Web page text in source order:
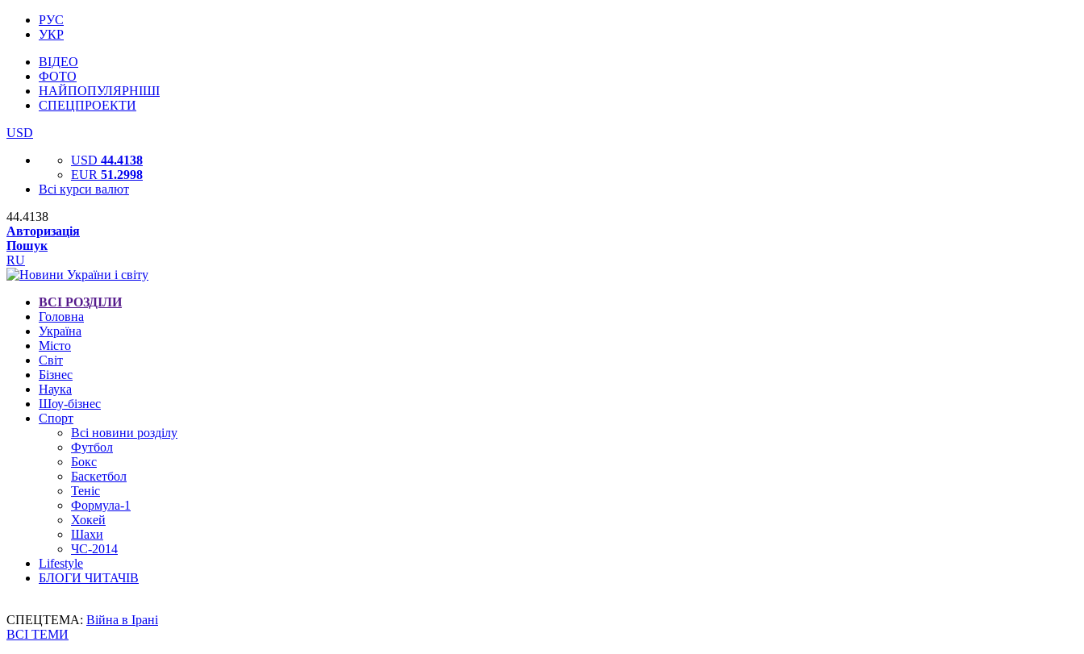
РУС
УКР
ВІДЕО
ФОТО
НАЙПОПУЛЯРНІШІ
СПЕЦПРОЕКТИ
USD
USD 44.4138
EUR 51.2998
Всі курси валют
44.4138
Авторизація
Пошук
RU
ВСІ РОЗДІЛИ
Головна
Україна
Місто
Світ
Бізнес
Наука
Шоу-бізнес
Спорт
Всі новини розділу
Футбол
Бокс
Баскетбол
Теніс
Формула-1
Хокей
Шахи
ЧС-2014
Lifestyle
БЛОГИ ЧИТАЧІВ
СПЕЦТЕМА: Війна в Ірані
ВСІ ТЕМИ